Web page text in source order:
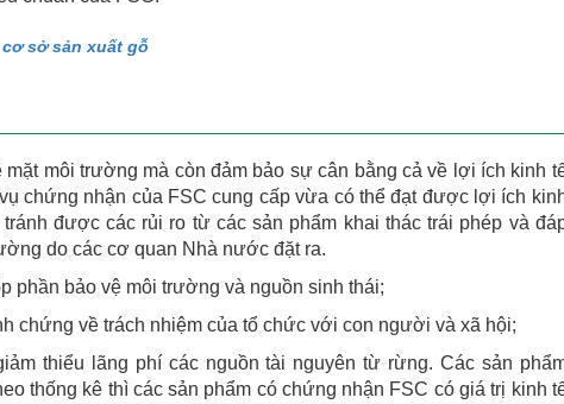
sở sản xuất gỗ
môi trường mà còn đảm bảo sự cân bằng cả về lợi ích kinh
chứng nhận của FSC cung cấp vừa có thể đạt được lợi ích
được các rủi ro từ các sản phẩm khai thác trái phép và
do các cơ quan Nhà nước đặt ra.
phần bảo vệ môi trường và nguồn sinh thái;
chứng về trách nhiệm của tổ chức với con người và xã hội;
thiểu lãng phí các nguồn tài nguyên từ rừng. Các sản
thống kê thì các sản phẩm có chứng nhận FSC có giá trị kinh